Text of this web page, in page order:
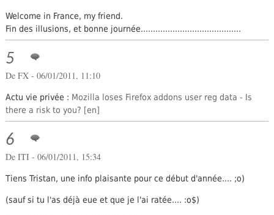
Welcome in France, my friend.
Fin des illusions, et bonne journée.........................................
5
De FX - 06/01/2011, 11:10
Actu vie privée : Mozilla loses Firefox addons user reg data - Is
there a risk to you?
6
De ITI - 06/01/2011, 15:34
Tiens Tristan, une info plaisante pour ce début d'année.... ;o)
(sauf si tu l'as déjà eue et que je l'ai ratée.... :o$)